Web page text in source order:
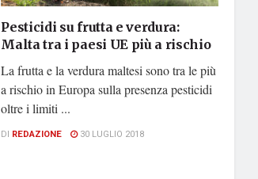
Pesticidi su frutta e verdura:
Malta tra i paesi UE più a rischio
La frutta e la verdura maltesi sono tra le più
a rischio in Europa sulla presenza pesticidi
oltre i limiti ...
DI REDAZIONE 30 LUGLIO 2018